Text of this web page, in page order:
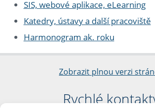
SIS, webové aplikace, eLearning
Katedry, ústavy a další pracoviště
Harmonogram ak. roku
Zobrazit plnou verzi
Rychlé